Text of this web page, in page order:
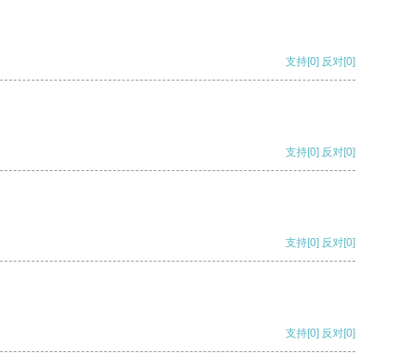
支持[0] 反对[0]
支持[0] 反对[0]
支持[0] 反对[0]
支持[0] 反对[0]